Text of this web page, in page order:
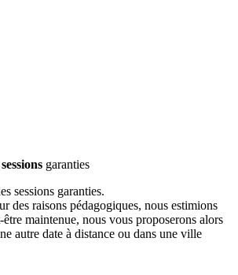
garanties
sessions garanties.
des raisons pédagogiques, nous estimions
être maintenue, nous vous proposerons alors
autre date à distance ou dans une ville